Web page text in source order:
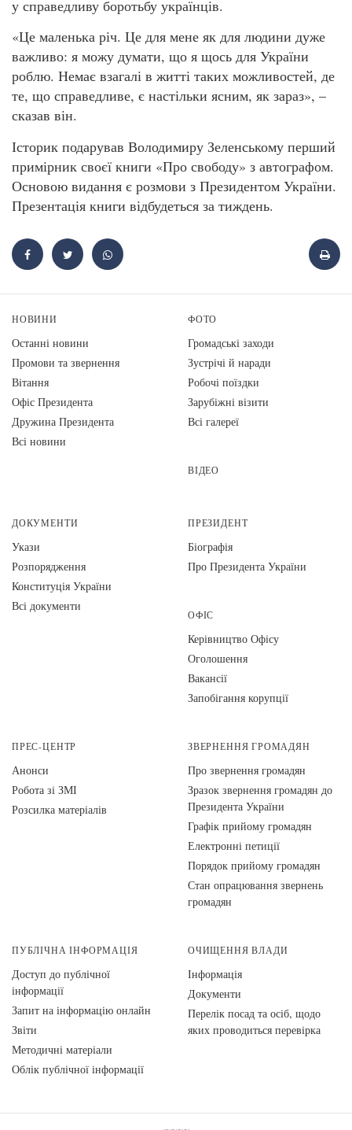
у справедливу боротьбу українців.
«Це маленька річ. Це для мене як для людини дуже
важливо: я можу думати, що я щось для України
роблю. Немає взагалі в житті таких можливостей, де
те, що справедливе, є настільки ясним, як зараз», –
сказав він.
Історик подарував Володимиру Зеленському перший
примірник своєї книги «Про свободу» з автографом.
Основою видання є розмови з Президентом України.
Презентація книги відбудеться за тиждень.
НОВИНИ
Останні новини
Промови та звернення
Вiтання
Офіс Президента
Дружина Президента
Всі новини
ФОТО
Громадські заходи
Зустрічі й наради
Робочі поїздки
Зарубіжні візити
Всі галереї
ВІДЕО
ДОКУМЕНТИ
Укази
Розпорядження
Конституція України
Всі документи
ПРЕЗИДЕНТ
Біографія
Про Президента України
ОФІС
Керівництво Офісу
Оголошення
Вакансії
Запобігання корупції
ПРЕС-ЦЕНТР
Анонси
Робота зі ЗМІ
Розсилка матеріалів
ЗВЕРНЕННЯ ГРОМАДЯН
Про звернення громадян
Зразок звернення громадян до
Президента України
Графік прийому громадян
Електронні петиції
Порядок прийому громадян
Стан опрацювання звернень
громадян
ПУБЛІЧНА ІНФОРМАЦІЯ
Доступ до публічної
інформації
Запит на інформацію онлайн
Звіти
Методичні матеріали
Облік публічної інформації
ОЧИЩЕННЯ ВЛАДИ
Інформація
Документи
Перелік посад та осіб, щодо
яких проводиться перевірка